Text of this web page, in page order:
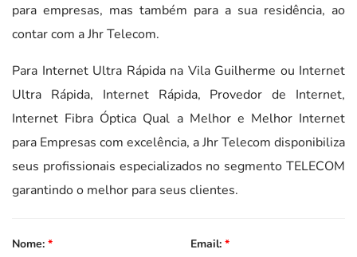
para empresas, mas também para a sua residência, ao
contar com a Jhr Telecom.
Para Internet Ultra Rápida na Vila Guilherme ou Internet
Ultra Rápida, Internet Rápida, Provedor de Internet,
Internet Fibra Óptica Qual a Melhor e Melhor Internet
para Empresas com excelência, a Jhr Telecom disponibiliza
seus profissionais especializados no segmento TELECOM
garantindo o melhor para seus clientes.
Nome: * Email: *